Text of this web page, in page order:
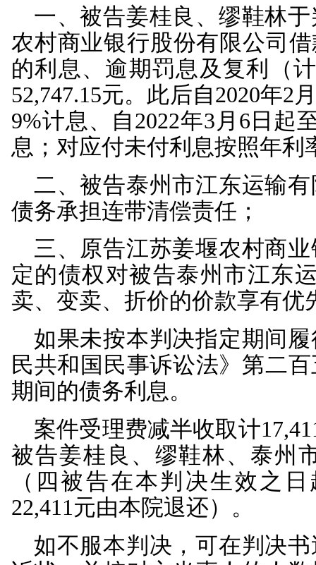
原告与各被告签订的
系各方当事人的真实意
法有效，各方当事人均
在收到原告发放的贷款
逾期还款应当承担违约
利息的请求，符合双
告缪鞋林知晓案涉贷款
案涉借款系共同债务，
于法有据，本院亦予以
连带责任保证的债务
债务的，债权人可以要
保证范围内承担保证责
述债务提供保证担保，
承担连带保证责任后有
为担保债务的履行，
财产抵押给债权人的